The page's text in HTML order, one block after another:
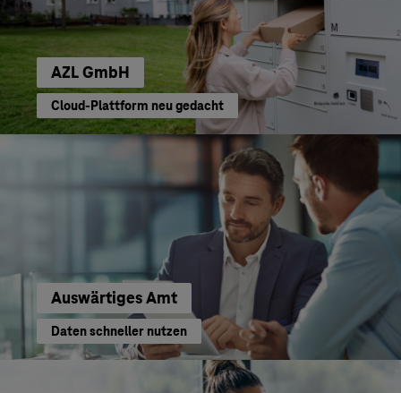
AZL GmbH
Cloud-Plattform neu gedacht
Auswärtiges Amt
Daten schneller nutzen